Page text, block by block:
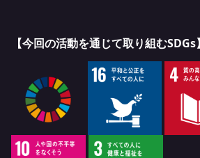
【今回の活動を通じて取り組むSDGs】